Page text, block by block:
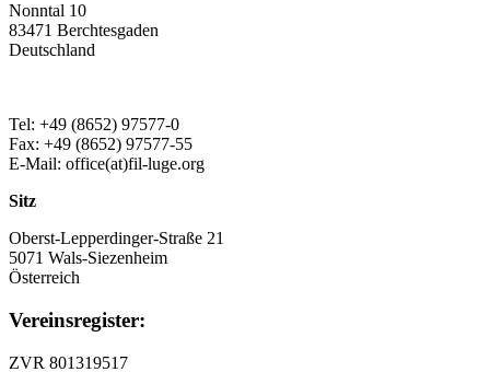
Nonntal 10
83471 Berchtesgaden
Deutschland
Tel: +49 (8652) 97577-0
Fax: +49 (8652) 97577-55
E-Mail: office(at)fil-luge.org
Sitz
Oberst-Lepperdinger-Straße 21
5071 Wals-Siezenheim
Österreich
Vereinsregister:
ZVR 801319517